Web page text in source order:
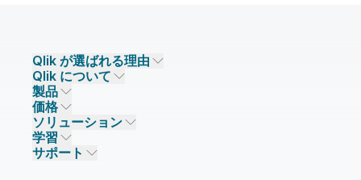
Qlik が選ばれる理由
Qlik が選ばれる理由
信頼とセキュリティ
信頼とプライバシー
信頼と AI
主なテクノロジーパートナー
データソースとターゲット
Qlik について
企業情報
採用情報
ニュースルーム
事業所 / 連絡先
製品
データ統合とデータ品質
Qlik Talend
Qlik Talend Cloud
Talend Data Fabric
価格
データ統合
データ分析
AI / 機械学習
ソリューション
ソリューションパートナー
パートナー検索
学習
イベント
サポート